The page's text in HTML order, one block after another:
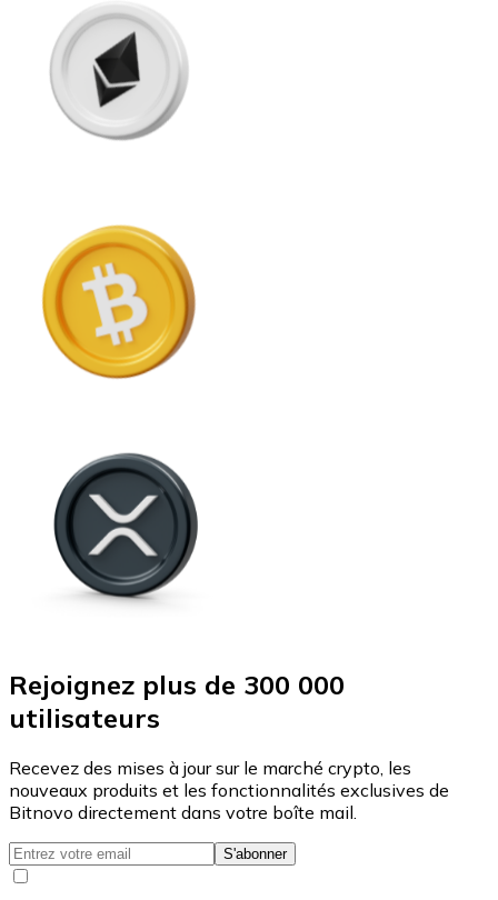
Rejoignez plus de 300 000
utilisateurs
Recevez des mises à jour sur le marché crypto, les
nouveaux produits et les fonctionnalités exclusives de
Bitnovo directement dans votre boîte mail.
S'abonner